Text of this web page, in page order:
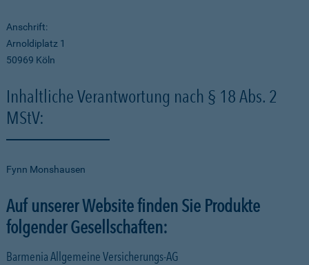
Anschrift:
Arnoldiplatz 1
50969 Köln
Inhaltliche Verantwortung nach § 18 Abs. 2
MStV:
Fynn Monshausen
Auf unserer Website finden Sie Produkte
folgender Gesellschaften:
Barmenia Allgemeine Versicherungs-AG